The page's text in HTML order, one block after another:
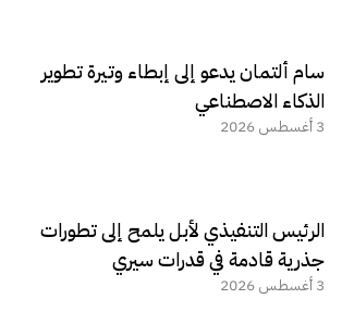
سام ألتمان يدعو إلى إبطاء وتيرة تطوير
الذكاء الاصطناعي
3 أغسطس 2026
الرئيس التنفيذي لأبل يلمح إلى تطورات
جذرية قادمة في قدرات سيري
3 أغسطس 2026